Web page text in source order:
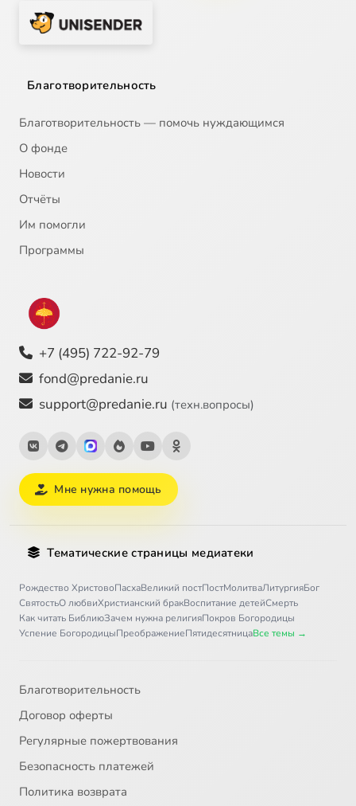
Благотворительность
Благотворительность — помочь нуждающимся
О фонде
Новости
Отчёты
Им помогли
Программы
+7 (495) 722-92-79
fond@predanie.ru
support@predanie.ru (техн.вопросы)
Мне нужна помощь
Тематические страницы медиатеки
Рождество ХристовоПасхаВеликий постПостМолитваЛитургияБог
СвятостьО любвиХристианский бракВоспитание детейСмерть
Как читать БиблиюЗачем нужна религияПокров Богородицы
Успение БогородицыПреображениеПятидесятницаВсе темы →
Благотворительность
Договор оферты
Регулярные пожертвования
Безопасность платежей
Политика возврата